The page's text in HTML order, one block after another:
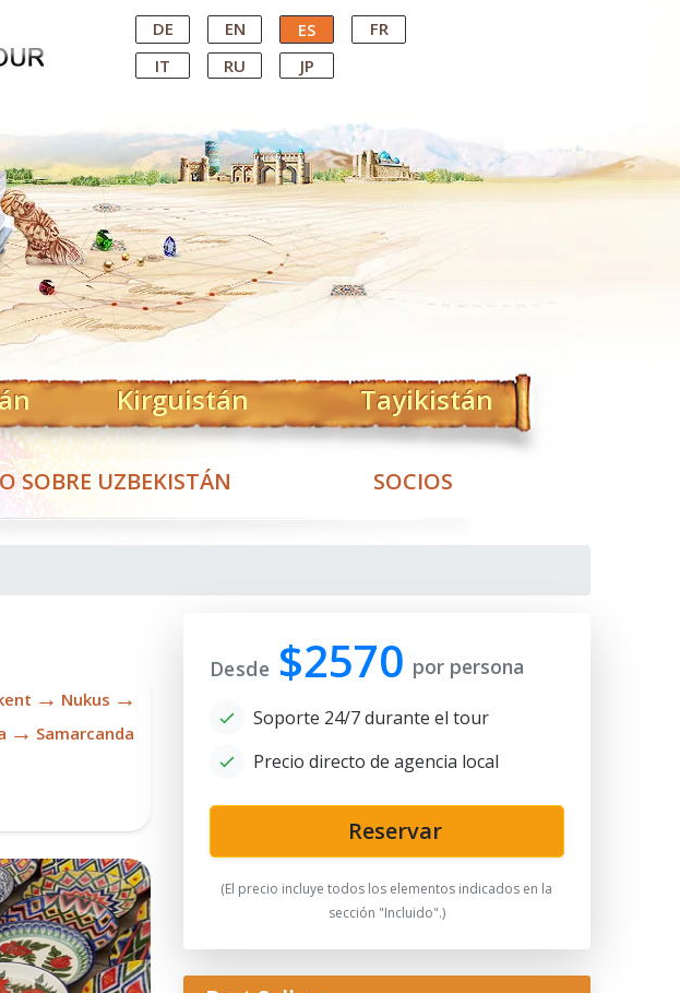
DE EN ES
FR
IT
RU JP
Kirguistán Tayikistán
SOBRE UZBEKISTÁN SOCIOS
→ Nukus →
→ Samarcanda
Chekichs: Uzbek Bread Stamps
Desde $2570 por persona
Soporte 24/7 durante el tour
Precio directo de agencia local
Reservar
(El precio incluye todos los elementos indicados en la
sección "Incluido".)